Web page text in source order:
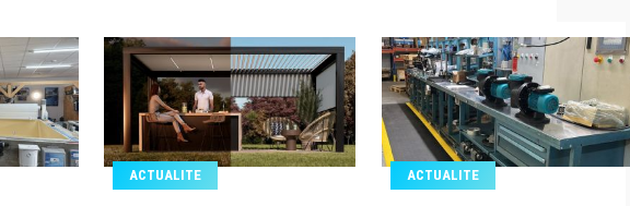
ACTUALITE ACTUALITE